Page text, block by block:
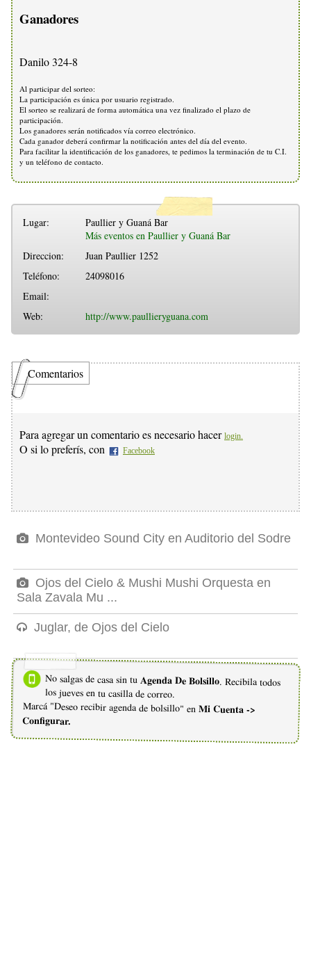
Ganadores
Danilo 324-8
Al participar del sorteo:
La participación es única por usuario registrado.
El sorteo se realizará de forma automática una vez finalizado el plazo de
participación.
Los ganadores serán notificados vía correo electrónico.
Cada ganador deberá confirmar la notificación antes del día del evento.
Para facilitar la identificación de los ganadores, te pedimos la terminación de tu C.I.
y un teléfono de contacto.
Lugar:
Paullier y Guaná Bar
Más eventos en Paullier y Guaná Bar
Direccion:
Juan Paullier 1252
Teléfono:
24098016
Email:
Web:
http://www.paullieryguana.com
Comentarios
Para agregar un comentario es necesario hacer login.
O si lo preferís, con Facebook
Montevideo Sound City en Auditorio del Sodre
Ojos del Cielo & Mushi Mushi Orquesta en
Sala Zavala Mu ...
Juglar, de Ojos del Cielo
No salgas de casa sin tu Agenda De Bolsillo. Recibila todos
los jueves en tu casilla de correo.
Marcá "Deseo recibir agenda de bolsillo" en Mi Cuenta ->
Configurar.